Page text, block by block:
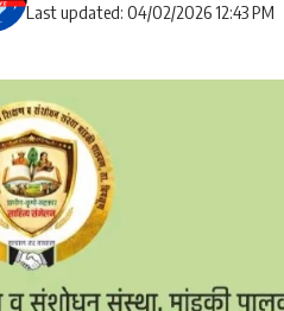
Last updated: 04/02/2026 12:43 PM